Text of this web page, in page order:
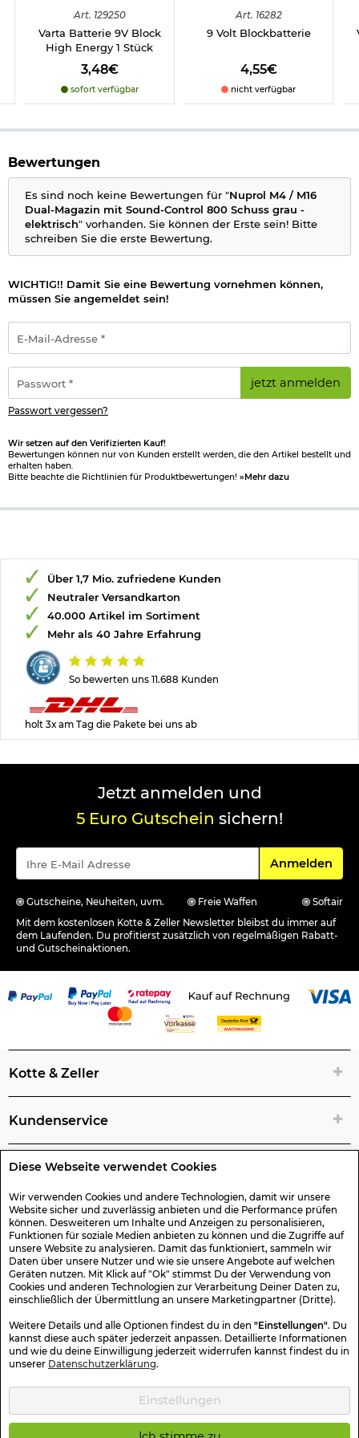
Diese Webseite verwendet Cookies
Wir verwenden Cookies und andere Technologien, damit wir unsere
Website sicher und zuverlässig anbieten und die Performance prüfen
können. Desweiteren um Inhalte und Anzeigen zu personalisieren,
Funktionen für soziale Medien anbieten zu können und die Zugriffe auf
unsere Website zu analysieren. Damit das funktioniert, sammeln wir
Daten über unsere Nutzer und wie sie unsere Angebote auf welchen
Geräten nutzen. Mit Klick auf "Ok" stimmst Du der Verwendung von
Cookies und anderen Technologien zur Verarbeitung Deiner Daten zu,
einschließlich der Übermittlung an unsere Marketingpartner (Dritte).
Weitere Details und alle Optionen findest du in den "Einstellungen". Du
kannst diese auch später jederzeit anpassen. Detaillierte Informationen
und wie du deine Einwilligung jederzeit widerrufen kannst findest du in
unserer Datenschutzerklärung.
Einstellungen
Der Betrieb erfolgt mittels einer 9V Block Batterie, die im
Batteriefach zu öffnen, muss einfach die Bodenplatte nach
hinten aufgeschoben werden.
M16 AEG /S-AEG Magazine verwenden.
Details:
Kapazität: ca. 800 Schuss
Material: Polymer-Verbundkunststoff / Aluminium / Stahl
Gewicht: ca. 321 g
Passend für: alle Gewehre die TM-kompatible M4 / M16
AEG / S-AEG Magazine benötigen
Hersteller: Nuprol Ltd.
enthalten.
Herstellerinformationen
Verantwortliche Person für die EU
Art. 129250
Varta Batterie 9V Block
High Energy 1 Stück
3,48€
sofort verfügbar
Art. 16282
9 Volt Blockbatterie
4,55€
nicht verfügbar
Bewertungen
Es sind noch keine Bewertungen für "Nuprol M4 / M16
Dual-Magazin mit Sound-Control 800 Schuss grau -
elektrisch" vorhanden. Sie können der Erste sein! Bitte
schreiben Sie die erste Bewertung.
WICHTIG!! Damit Sie eine Bewertung vornehmen können,
müssen Sie angemeldet sein!
Mail-
Adresse
*
jetzt anmelden
Passwort vergessen?
Wir setzen auf den Verifizierten Kauf!
Bewertungen können nur von Kunden erstellt werden, die den Artikel bestellt und
erhalten haben.
Bitte beachte die Richtlinien für Produktbewertungen! »Mehr dazu
So bewerten uns 11.688 Kunden
Über 1,7 Mio. zufriedene Kunden
Neutraler Versandkarton
40.000 Artikel im Sortiment
Mehr als 40 Jahre Erfahrung
holt 3x am Tag die Pakete bei uns ab
Jetzt anmelden und
5 Euro Gutschein sichern!
Für den
Anmelden
Gutscheine, Neuheiten, uvm. Freie Waffen
Softair
Mit dem kostenlosen Kotte & Zeller Newsletter bleibst du immer auf
dem Laufenden. Du profitierst zusätzlich von regelmäßigen Rabatt-
und Gutscheinaktionen.
Kotte & Zeller
Kundenservice
Rechtliche Artikelinfos
Geschenk-Gutscheine
Versand & Rücksendung
Sicher Einkaufen
Kotte & Zeller 2026 © Alle Rechte vorbehalten. Die durchgestrichenen
Preise entsprechen dem bisherigen Preis.